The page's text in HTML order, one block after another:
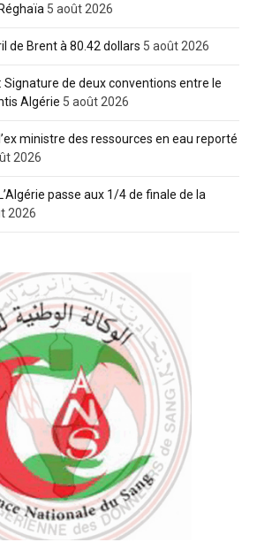
5 août 2026
de Brent à 80.42 dollars 5 août 2026
Signature de deux conventions entre le
Algérie 5 août 2026
ministre des ressources en eau reporté
2026
passe aux 1/4 de finale de la
2026